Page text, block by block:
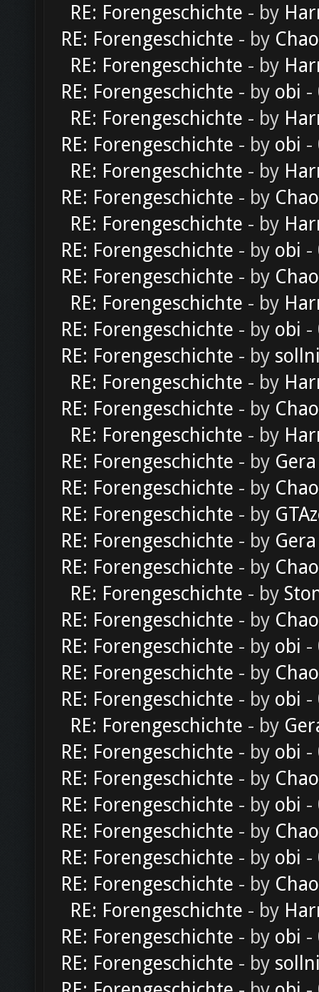
RE: Forengeschichte - by
RE: Forengeschichte - by
RE: Forengeschichte - by
RE: Forengeschichte - by obi -
RE: Forengeschichte - by
RE: Forengeschichte - by obi -
RE: Forengeschichte - by
RE: Forengeschichte - by
RE: Forengeschichte - by
RE: Forengeschichte - by obi -
RE: Forengeschichte - by
RE: Forengeschichte - by
RE: Forengeschichte - by obi -
RE: Forengeschichte - by
RE: Forengeschichte - by
RE: Forengeschichte - by
RE: Forengeschichte - by
RE: Forengeschichte - by Gera
RE: Forengeschichte - by
RE: Forengeschichte - by
RE: Forengeschichte - by Gera
RE: Forengeschichte - by
RE: Forengeschichte - by
RE: Forengeschichte - by
RE: Forengeschichte - by obi -
RE: Forengeschichte - by
RE: Forengeschichte - by obi -
RE: Forengeschichte - by
RE: Forengeschichte - by obi -
RE: Forengeschichte - by
RE: Forengeschichte - by obi -
RE: Forengeschichte - by
RE: Forengeschichte - by obi -
RE: Forengeschichte - by
RE: Forengeschichte - by
RE: Forengeschichte - by obi -
RE: Forengeschichte - by